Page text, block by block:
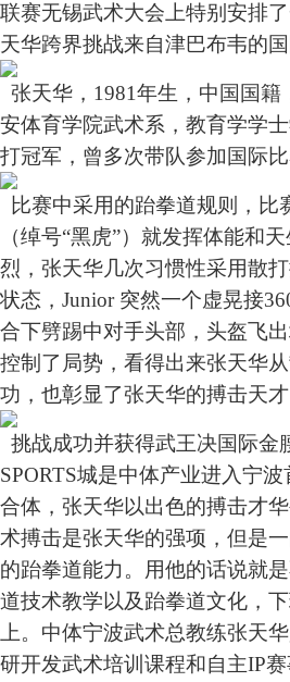
联赛无锡武术大会上特别安排
天华跨界挑战来自津巴布韦的国
张天华，1981年生，中国国
安体育学院武术系，教育学学
打冠军，曾多次带队参加国际
比赛中采用的跆拳道规则，比
（绰号“黑虎”）就发挥体能和
烈，张天华几次习惯性采用散
状态，Junior 突然一个虚晃接
合下劈踢中对手头部，头盔飞
控制了局势，看得出来张天华
功，也彰显了张天华的搏击天才
挑战成功并获得武王决国际金
SPORTS城是中体产业进入宁
合体，张天华以出色的搏击才
术搏击是张天华的强项，但是
的跆拳道能力。用他的话说就
道技术教学以及跆拳道文化，
上。中体宁波武术总教练张天
研开发武术培训课程和自主IP